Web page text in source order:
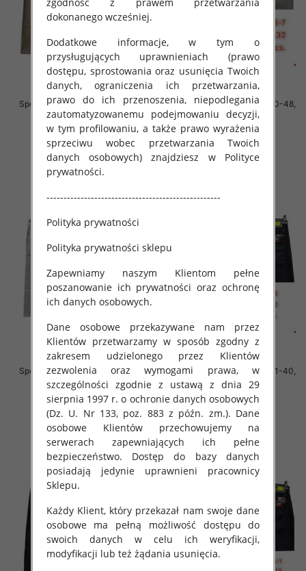
Spodnie męskie jeans Roz 40-48,
1 Kolor .Paczka 10 szt
52.00 zł
szczegóły
Spodnie męskie jeans Roz 40-48,
1 Kolor .Paczka 10 szt
52.00 zł
szczegóły
Spodnie męskie jeans Roz 40-48,
1 Kolor .Paczka 10 szt
52.00 zł
szczegóły
Spodnie męskie jeans Roz 31-40,
1 Kolor .Paczka 10 szt
55.00 zł
szczegóły
dokonanego wcześniej.
Dodatkowe informacje, w tym o
przysługujących uprawnieniach (prawo
dostępu, sprostowania oraz usunięcia Twoich
danych, ograniczenia ich przetwarzania,
prawo do ich przenoszenia, niepodlegania
zautomatyzowanemu podejmowaniu decyzji,
w tym profilowaniu, a także prawo wyrażenia
sprzeciwu wobec przetwarzania Twoich
danych osobowych) znajdziesz w Polityce
prywatności.
---------------------------------------------------
Polityka prywatności
Polityka prywatności sklepu
Zapewniamy naszym Klientom pełne
poszanowanie ich prywatności oraz ochronę
ich danych osobowych.
Dane osobowe przekazywane nam przez
Klientów przetwarzamy w sposób zgodny z
zakresem udzielonego przez Klientów
zezwolenia oraz wymogami prawa, w
szczególności zgodnie z ustawą z dnia 29
sierpnia 1997 r. o ochronie danych osobowych
(Dz. U. Nr 133, poz. 883 z późn. zm.). Dane
osobowe Klientów przechowujemy na
serwerach zapewniających ich pełne
bezpieczeństwo. Dostęp do bazy danych
posiadają jedynie uprawnieni pracownicy
Sklepu.
Każdy Klient, który przekazał nam swoje dane
osobowe ma pełną możliwość dostępu do
swoich danych w celu ich weryfikacji,
modyfikacji lub też żądania usunięcia.